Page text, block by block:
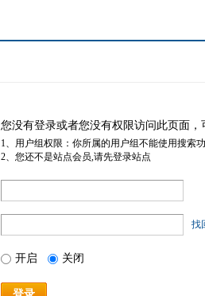
您没有登录或者您没有权限访问此页面
1、用户组权限：你所属的用户组不能使用搜索
2、您还不是站点会员,请先登录站点
找
开启 关闭